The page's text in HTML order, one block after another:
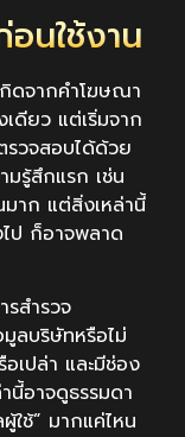
นใช้งาน
กิดจากคำโฆษณา
ดียว แต่เริ่มจาก
รวจสอบได้ด้วย
รู้สึกแรก เช่น
มาก แต่สิ่งเหล่านี้
ป ก็อาจพลาด
สำรวจ
ลบริษัทหรือไม่
อเปล่า และมีช่อง
นี้อาจดูธรรมดา
ใช้” มากแค่ไหน